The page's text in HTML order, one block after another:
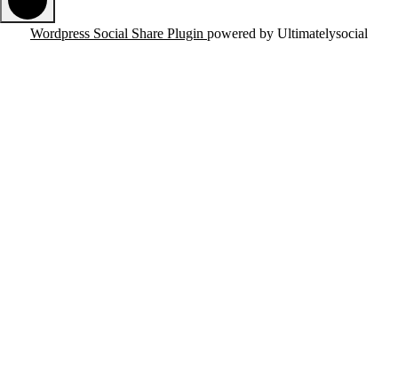
Wordpress Social Share Plugin powered by Ultimatelysocial